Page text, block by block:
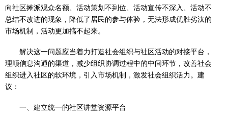
向社区摊派观众名额、活动策划不到位、活动宣传不深入、活动不
总结不改进的现象，降低了居民的参与体验，无法形成优胜劣汰的
市场机制，活动更加搞不起来。
解决这一问题应当着力打造社会组织与社区活动的对接平台，
理顺信息沟通的渠道，减少组织协调过程中的中间环节，改善社会
组织进入社区的软环境，引入市场机制，激发社会组织活力。建
议：
一、建立统一的社区讲堂资源平台